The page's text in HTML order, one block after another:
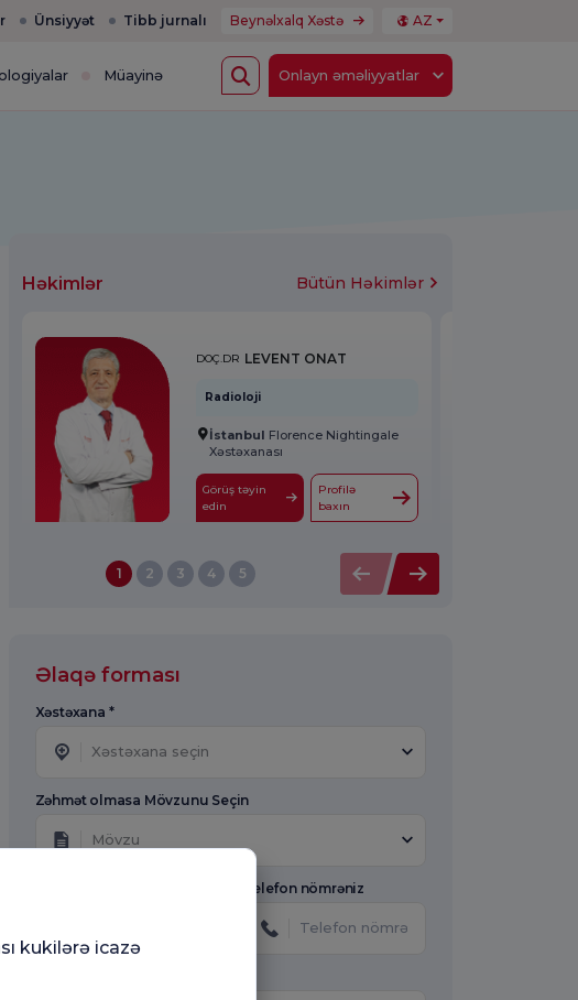
Ünsiyyət Tibb jurnalı Beynəlxalq Xəstə AZ
Müayinə Onlayn əməliyyatlar
Həkimlər Bütün Həkimlər
DOÇ.DR LEVENT ONAT
Radioloji
İstanbul Florence Nightingale
Xəstəxanası
Görüş təyin
edin
Profilə
baxın
1 2 3 4 5
Əlaqə forması
Xəstəxana *
Xəstəxana seçin
Zəhmət olmasa Mövzunu Seçin
Mövzu
Telefon nömrəniz
kukilərə icazə